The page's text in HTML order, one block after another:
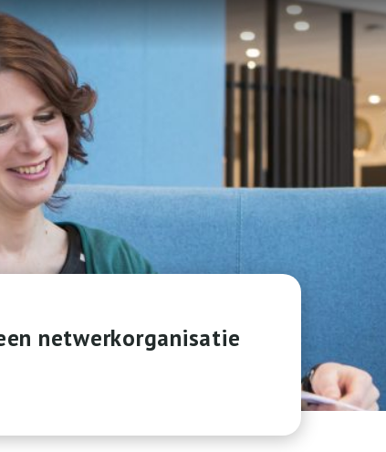
netwerkorganisatie